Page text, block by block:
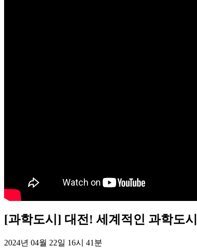
[과학도시] 대전! 세계적인 과학도
2024년 04월 22일 16시 41분